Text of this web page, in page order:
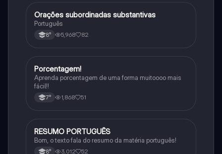
Português
Orações subordinadas substantivas
Português
8° 5,968 82
Matematica
Porcentagem!
Aprenda porcentagem de uma forma muitoooo mais
fácil!!
7° 1,868 51
Português
RESUMO PORTUGUÊS
Bom, o texto fala do resumo da matéria português!
8° 3,012 52